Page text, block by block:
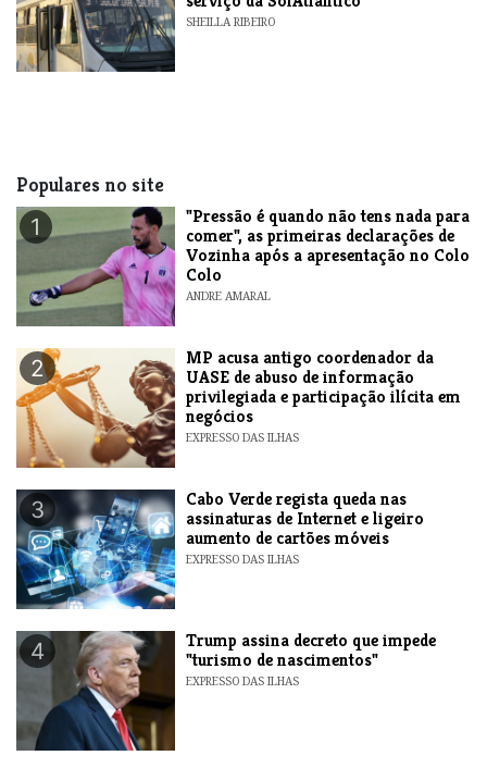
SHEILLA RIBEIRO
Populares no site
1
"Pressão é quando não tens nada para
comer", as primeiras declarações de
Vozinha após a apresentação no Colo
Colo
ANDRE AMARAL
2
MP acusa antigo coordenador da
UASE de abuso de informação
privilegiada e participação ilícita em
negócios
EXPRESSO DAS ILHAS
3
Cabo Verde regista queda nas
assinaturas de Internet e ligeiro
aumento de cartões móveis
EXPRESSO DAS ILHAS
4
Trump assina decreto que impede
"turismo de nascimentos"
EXPRESSO DAS ILHAS